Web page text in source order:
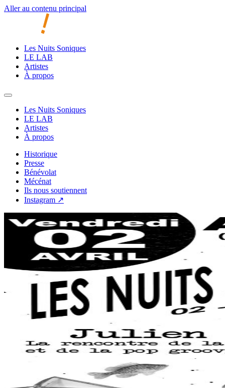
Aller au contenu principal
Les Nuits Soniques
LE LAB
Artistes
À propos
Les Nuits Soniques
LE LAB
Artistes
À propos
Historique
Presse
Bénévolat
Mécénat
Ils nous soutiennent
Instagram ↗